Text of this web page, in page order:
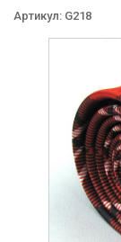
Артикул: G218